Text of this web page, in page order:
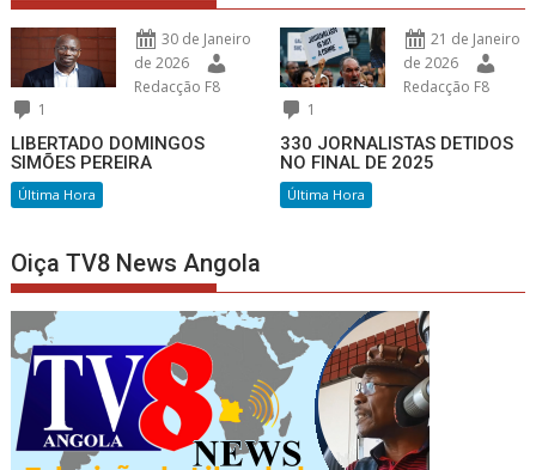
30 de Janeiro
de 2026
Redacção F8
1
LIBERTADO DOMINGOS
SIMÕES PEREIRA
Última Hora
21 de Janeiro
de 2026
Redacção F8
1
330 JORNALISTAS DETIDOS
NO FINAL DE 2025
Última Hora
Oiça TV8 News Angola